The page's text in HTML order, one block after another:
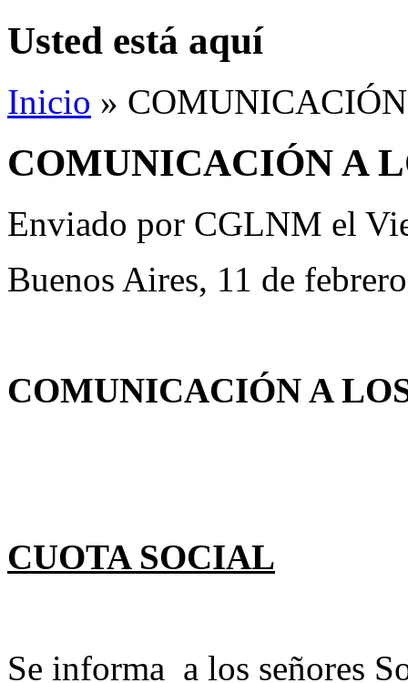
Usted está aquí
Inicio »
COMUNICACIÓN A
Enviado por CGLNM el
Buenos Aires, 11 de
COMUNICACIÓN A
CUOTA SOCIAL
Se informa a los señores